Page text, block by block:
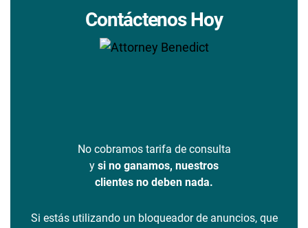
Contáctenos Hoy
No cobramos tarifa de consulta
y si no ganamos, nuestros
clientes no deben nada.
Si estás utilizando un bloqueador de anuncios, que